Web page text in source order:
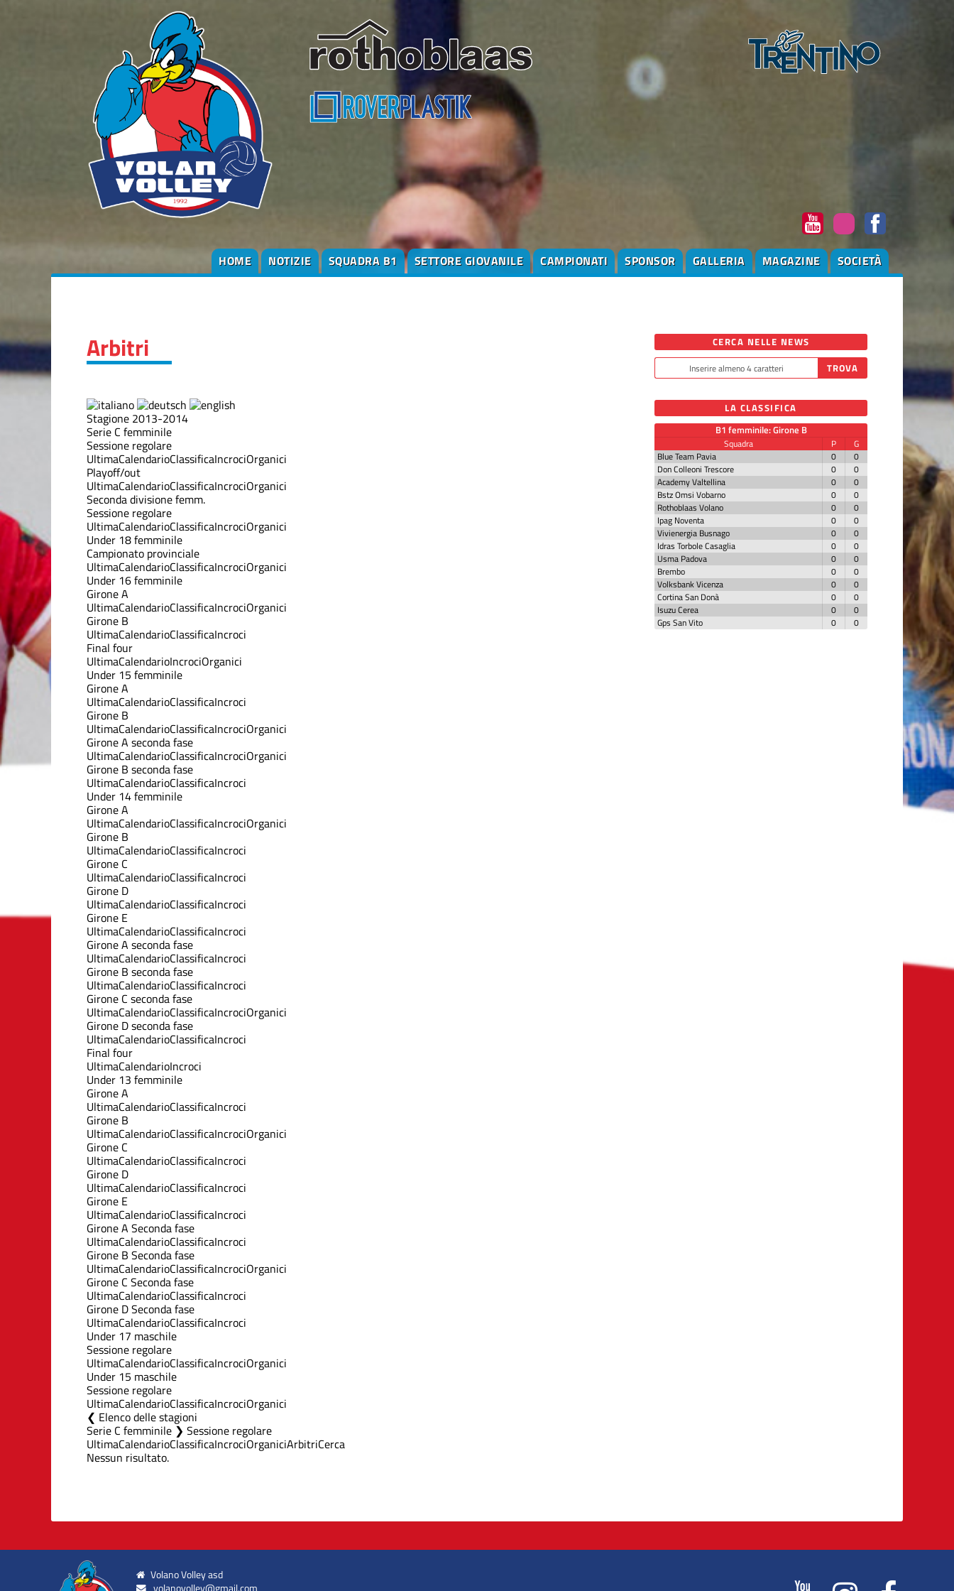
HOME NOTIZIE SQUADRA B1 SETTORE GIOVANILE CAMPIONATI SPONSOR GALLERIA MAGAZINE SOCIETÀ
Arbitri
Stagione 2013-2014
Serie C femminile
Sessione regolare
UltimaCalendarioClassificaIncrociOrganici
Playoff/out
UltimaCalendarioClassificaIncrociOrganici
Seconda divisione femm.
Sessione regolare
UltimaCalendarioClassificaIncrociOrganici
Under 18 femminile
Campionato provinciale
UltimaCalendarioClassificaIncrociOrganici
Under 16 femminile
Girone A
UltimaCalendarioClassificaIncrociOrganici
Girone B
UltimaCalendarioClassificaIncroci
Final four
UltimaCalendarioIncrociOrganici
Under 15 femminile
Girone A
UltimaCalendarioClassificaIncroci
Girone B
UltimaCalendarioClassificaIncrociOrganici
Girone A seconda fase
UltimaCalendarioClassificaIncrociOrganici
Girone B seconda fase
UltimaCalendarioClassificaIncroci
Under 14 femminile
Girone A
UltimaCalendarioClassificaIncrociOrganici
Girone B
UltimaCalendarioClassificaIncroci
Girone C
UltimaCalendarioClassificaIncroci
Girone D
UltimaCalendarioClassificaIncroci
Girone E
UltimaCalendarioClassificaIncroci
Girone A seconda fase
UltimaCalendarioClassificaIncroci
Girone B seconda fase
UltimaCalendarioClassificaIncroci
Girone C seconda fase
UltimaCalendarioClassificaIncrociOrganici
Girone D seconda fase
UltimaCalendarioClassificaIncroci
Final four
UltimaCalendarioIncroci
Under 13 femminile
Girone A
UltimaCalendarioClassificaIncroci
Girone B
UltimaCalendarioClassificaIncrociOrganici
Girone C
UltimaCalendarioClassificaIncroci
Girone D
UltimaCalendarioClassificaIncroci
Girone E
UltimaCalendarioClassificaIncroci
Girone A Seconda fase
UltimaCalendarioClassificaIncroci
Girone B Seconda fase
UltimaCalendarioClassificaIncrociOrganici
Girone C Seconda fase
UltimaCalendarioClassificaIncroci
Girone D Seconda fase
UltimaCalendarioClassificaIncroci
Under 17 maschile
Sessione regolare
UltimaCalendarioClassificaIncrociOrganici
Under 15 maschile
Sessione regolare
UltimaCalendarioClassificaIncrociOrganici
Elenco delle stagioni
Serie C femminile ❯ Sessione regolare
UltimaCalendarioClassificaIncrociOrganiciArbitriCerca
Nessun risultato.
CERCA NELLE NEWS
LA CLASSIFICA
B1 femminile: Girone B
Squadra P
G
Blue Team Pavia
0
0
Don Colleoni Trescore
0
0
Academy Valtellina
0
0
Bstz Omsi Vobarno
0
0
Rothoblaas Volano
0
0
Ipag Noventa
0
0
Vivienergia Busnago
0
0
Idras Torbole Casaglia
0
0
Usma Padova
0
0
Brembo
0
0
Volksbank Vicenza
0
0
Cortina San Donà
0
0
Isuzu Cerea
0
0
Gps San Vito
0 0
Volano Volley asd
volanovolley@gmail.com